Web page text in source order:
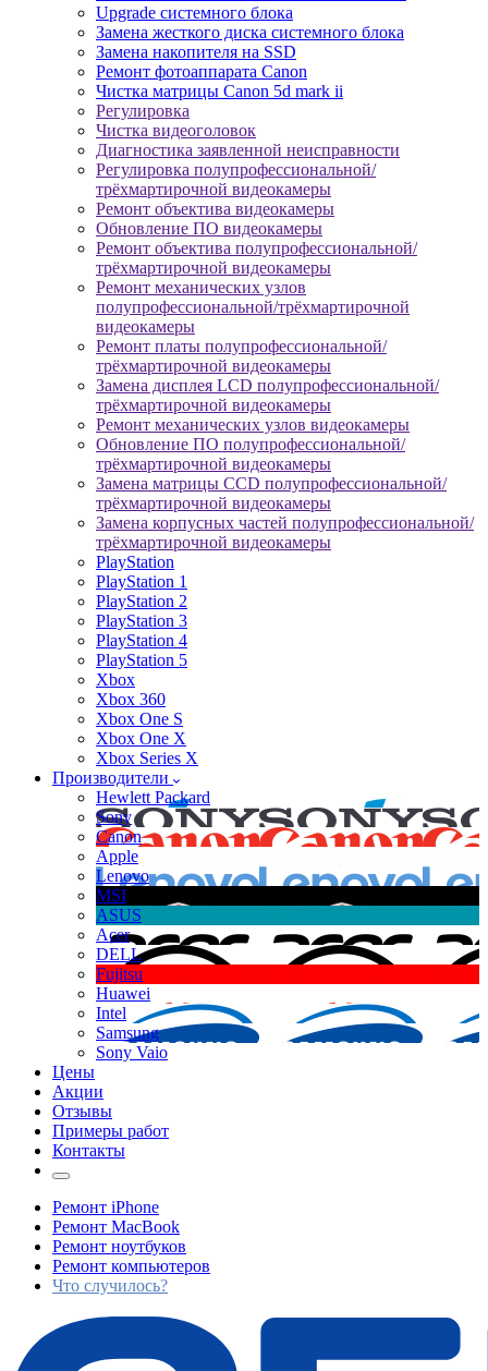
Upgrade системного блока
Замена жесткого диска системного блока
Замена накопителя на SSD
Ремонт фотоаппарата Canon
Чистка матрицы Canon 5d mark ii
Регулировка
Чистка видеоголовок
Диагностика заявленной неисправности
Регулировка полупрофессиональной/
трёхмартирочной видеокамеры
Ремонт объектива видеокамеры
Обновление ПО видеокамеры
Ремонт объектива полупрофессиональной/
трёхмартирочной видеокамеры
Ремонт механических узлов
полупрофессиональной/трёхмартирочной
видеокамеры
Ремонт платы полупрофессиональной/
трёхмартирочной видеокамеры
Замена дисплея LCD полупрофессиональной/
трёхмартирочной видеокамеры
Ремонт механических узлов видеокамеры
Обновление ПО полупрофессиональной/
трёхмартирочной видеокамеры
Замена матрицы CCD полупрофессиональной/
трёхмартирочной видеокамеры
Замена корпусных частей полупрофессиональной/
трёхмартирочной видеокамеры
PlayStation
PlayStation 1
PlayStation 2
PlayStation 3
PlayStation 4
PlayStation 5
Xbox
Xbox 360
Xbox One S
Xbox One X
Xbox Series X
Производители
Hewlett Packard
Sony
Canon
Apple
Lenovo
MSI
ASUS
Acer
DELL
Fujitsu
Huawei
Intel
Samsung
Sony Vaio
Цены
Акции
Отзывы
Примеры работ
Контакты
Ремонт iPhone
Ремонт MacBook
Ремонт ноутбуков
Ремонт компьютеров
Что случилось?